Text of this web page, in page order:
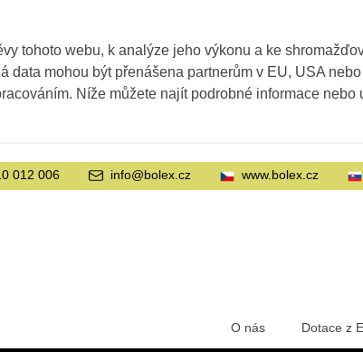
O nás Dotace z
012 006 info@bolex.cz www.bolex.cz
tohoto webu, k analýze jeho výkonu a ke
data mohou být přenášena partnerům v EU, USA
Níže můžete najít podrobné informace nebo